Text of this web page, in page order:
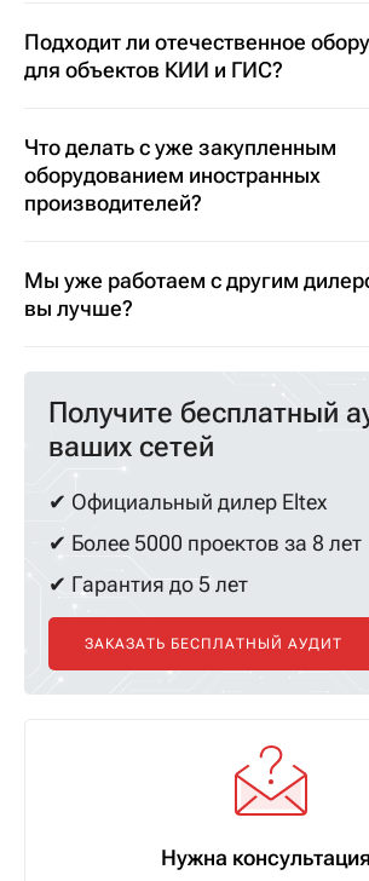
Подходит ли отечественное
для объектов КИИ и ГИС?
Что делать с уже закупленным
оборудованием иностранных
производителей?
Мы уже работаем с другим
вы лучше?
Получите бесплатный
ваших сетей
✔ Официальный дилер Eltex
✔ Более 5000 проектов за 8 лет
✔ Гарантия до 5 лет
ЗАКАЗАТЬ БЕСПЛАТНЫЙ АУДИТ
Нужна